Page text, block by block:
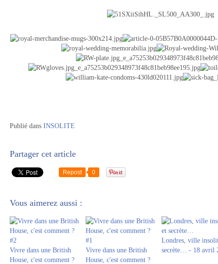
Publié dans INSOLITE
Partager cet article
Repost 0
Vous aimerez aussi :
Vivre dans une British
House, c'est comment ?
Vivre dans une British
House, c'est comment ?
Londres, ville
secrète… - 18 avril